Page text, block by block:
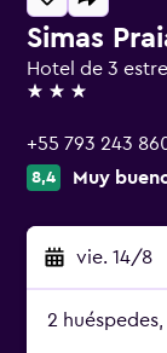
Simas
Hotel de 3
3 estrellas
+55 793 243
8,4 Muy
vie. 14/8
2